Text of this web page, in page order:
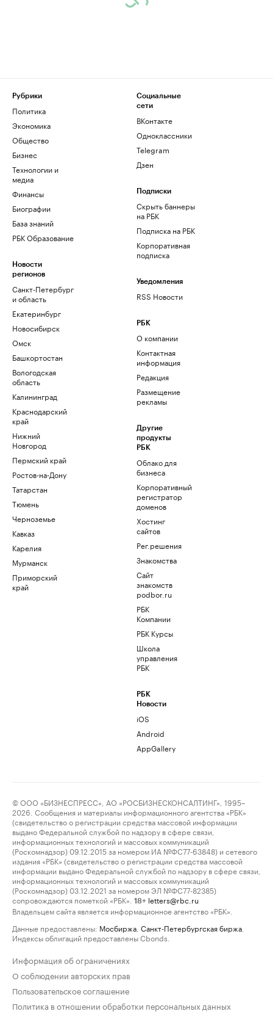
Рубрики
Политика
Экономика
Общество
Бизнес
Технологии и
медиа
Финансы
Биографии
База знаний
РБК Образование
Новости
регионов
Санкт-Петербург
и область
Екатеринбург
Новосибирск
Омск
Башкортостан
Вологодская
область
Калининград
Краснодарский
край
Нижний
Новгород
Пермский край
Ростов-на-Дону
Татарстан
Тюмень
Черноземье
Кавказ
Карелия
Мурманск
Приморский
край
Социальные
сети
ВКонтакте
Одноклассники
Telegram
Дзен
Подписки
Скрыть баннеры
на РБК
Подписка на РБК
Корпоративная
подписка
Уведомления
RSS Новости
РБК
О компании
Контактная
информация
Редакция
Размещение
рекламы
Другие
продукты
РБК
Облако для
бизнеса
Корпоративный
регистратор
доменов
Хостинг
сайтов
Рег.решения
Знакомства
Сайт
знакомств
podbor.ru
РБК
Компании
РБК Курсы
Школа
управления
РБК
РБК
Новости
iOS
Android
AppGallery
© ООО «БИЗНЕСПРЕСС», АО «РОСБИЗНЕСКОНСАЛТИНГ», 1995–
2026. Сообщения и материалы информационного агентства «РБК»
(свидетельство о регистрации средства массовой информации
выдано Федеральной службой по надзору в сфере связи,
информационных технологий и массовых коммуникаций
(Роскомнадзор) 09.12.2015 за номером ИА №ФС77-63848) и сетевого
издания «РБК» (свидетельство о регистрации средства массовой
информации выдано Федеральной службой по надзору в сфере связи,
информационных технологий и массовых коммуникаций
(Роскомнадзор) 03.12.2021 за номером ЭЛ №ФС77-82385)
сопровождаются пометкой «РБК».
18+ letters@rbc.ru
Владельцем сайта является информационное агентство «РБК».
Данные предоставлены: Мосбиржа Санкт-Петербургская биржа
Индексы облигаций предоставлены Cbonds.
Информация об ограничениях
О соблюдении авторских прав
Пользовательское соглашение
Политика в отношении обработки персональных данных